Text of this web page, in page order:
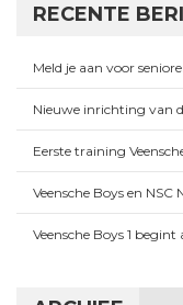
RECENTE
Meld je aan voor
Nieuwe inrichting van
Eerste training
Veensche Boys en
Veensche Boys 1